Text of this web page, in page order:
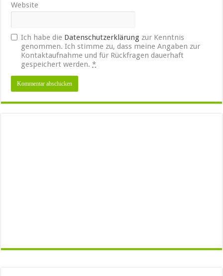
Website
Ich habe die Datenschutzerklärung zur Kenntnis
genommen. Ich stimme zu, dass meine Angaben zur
Kontaktaufnahme und für Rückfragen dauerhaft
gespeichert werden.*